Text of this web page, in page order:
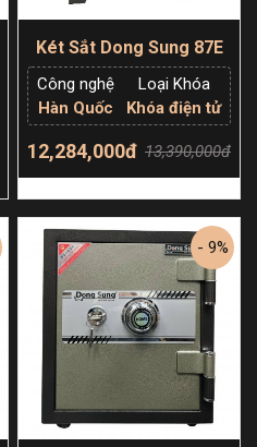
Két Sắt Dong Sung 87E
Công nghệ
Hàn Quốc
Loại Khóa
Khóa điện tử
12,284,000đ 13,390,000đ
- 9%